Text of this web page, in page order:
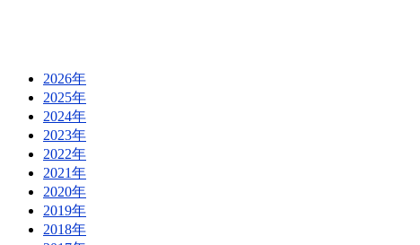
2026年
2025年
2024年
2023年
2022年
2021年
2020年
2019年
2018年